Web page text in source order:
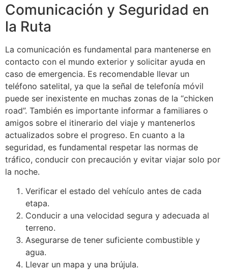
Comunicación y Seguridad en
la Ruta
La comunicación es fundamental para mantenerse en
contacto con el mundo exterior y solicitar ayuda en
caso de emergencia. Es recomendable llevar un
teléfono satelital, ya que la señal de telefonía móvil
puede ser inexistente en muchas zonas de la “chicken
road”. También es importante informar a familiares o
amigos sobre el itinerario del viaje y mantenerlos
actualizados sobre el progreso. En cuanto a la
seguridad, es fundamental respetar las normas de
tráfico, conducir con precaución y evitar viajar solo por
la noche.
Verificar el estado del vehículo antes de cada
etapa.
Conducir a una velocidad segura y adecuada al
terreno.
Asegurarse de tener suficiente combustible y
agua.
Llevar un mapa y una brújula.